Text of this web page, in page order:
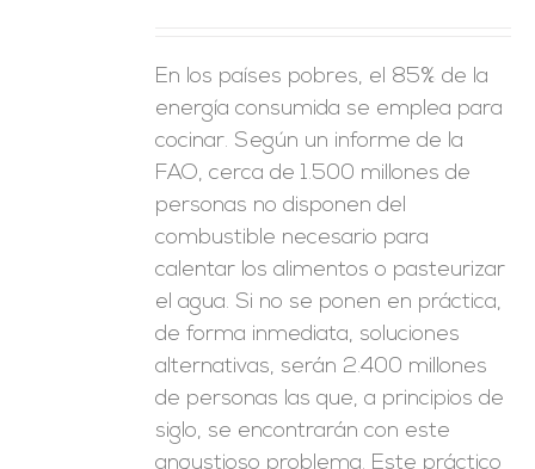
En los países pobres, el 85% de la
energía consumida se emplea para
cocinar. Según un informe de la
FAO, cerca de 1.500 millones de
personas no disponen del
combustible necesario para
calentar los alimentos o pasteurizar
el agua. Si no se ponen en práctica,
de forma inmediata, soluciones
alternativas, serán 2.400 millones
de personas las que, a principios de
siglo, se encontrarán con este
angustioso problema. Este práctico